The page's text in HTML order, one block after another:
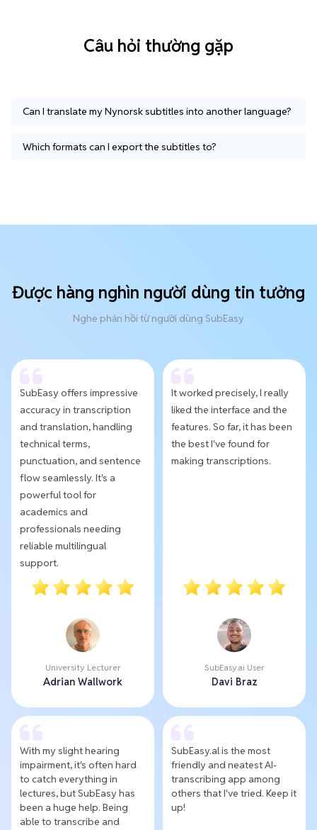
Câu hỏi thường gặp
Can I translate my Nynorsk subtitles into another language?
Which formats can I export the subtitles to?
Được hàng nghìn người dùng tin tưởng
Nghe phản hồi từ người dùng SubEasy
SubEasy offers impressive
accuracy in transcription
and translation, handling
technical terms,
punctuation, and sentence
flow seamlessly. It's a
powerful tool for
academics and
professionals needing
reliable multilingual
support.
University Lecturer
Adrian Wallwork
It worked precisely, I really
liked the interface and the
features. So far, it has been
the best I've found for
making transcriptions.
SubEasy.ai User
Davi Braz
With my slight hearing
impairment, it's often hard
to catch everything in
lectures, but SubEasy has
been a huge help. Being
able to transcribe and
SubEasy.al is the most
friendly and neatest AI-
transcribing app among
others that I've tried. Keep it
up!